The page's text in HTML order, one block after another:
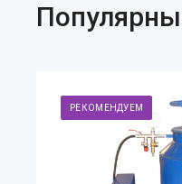
РЕКОМЕНДУЕМ